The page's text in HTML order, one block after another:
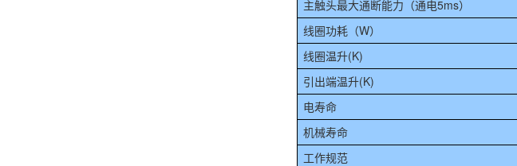
主触头最大通断能力（通电5ms）
线圈功耗（W）
线圈温升(K)
引出端温升(K)
电寿命
机械寿命
工作规范